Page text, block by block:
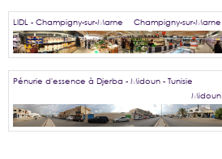
LIDL - Champigny-sur-Marne Champigny-sur-Marne
Pénurie d'essence à Djerba - Midoun - Tunisie
Midoun